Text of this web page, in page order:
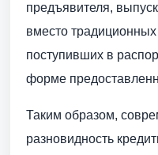
предъявителя,
вместо традиционных
поступивших в
форме
Таким образом,
разновидность